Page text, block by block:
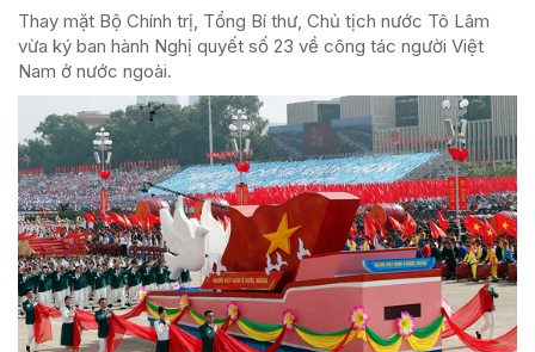
Thay mặt Bộ Chính trị, Tổng Bí thư, Chủ tịch nước Tô Lâm
vừa ký ban hành Nghị quyết số 23 về công tác người Việt
Nam ở nước ngoài.